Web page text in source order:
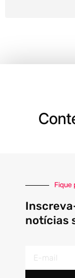
Fique
notícias
mail